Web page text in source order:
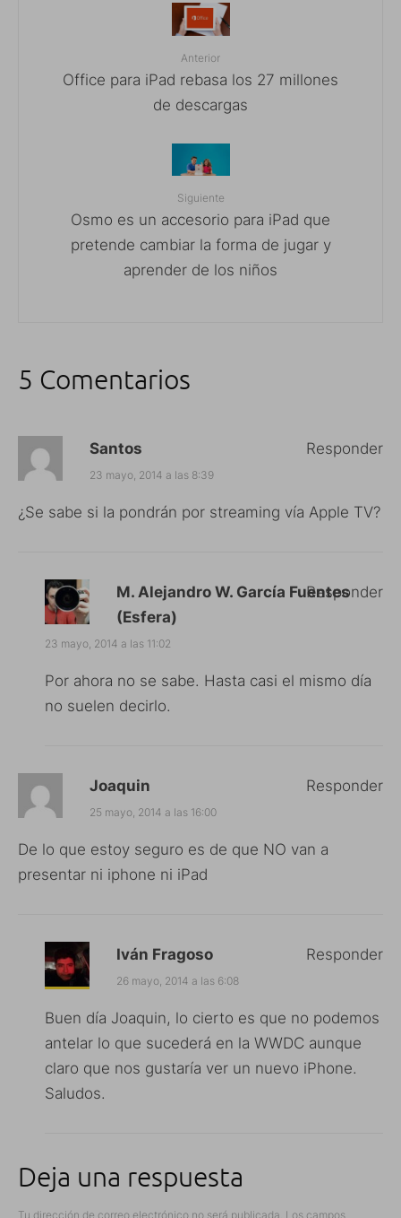
Anterior
Office para iPad rebasa los 27 millones
de descargas
Siguiente
Osmo es un accesorio para iPad que
pretende cambiar la forma de jugar y
aprender de los niños
5 Comentarios
Santos
23 mayo, 2014 a las 8:39
¿Se sabe si la pondrán por streaming vía Apple TV?
Responder
M. Alejandro W. García Fuentes
(Esfera)
23 mayo, 2014 a las 11:02
Por ahora no se sabe. Hasta casi el mismo día
no suelen decirlo.
Responder
Joaquin
25 mayo, 2014 a las 16:00
De lo que estoy seguro es de que NO van a
presentar ni iphone ni iPad
Responder
Iván Fragoso
26 mayo, 2014 a las 6:08
Buen día Joaquin, lo cierto es que no podemos
antelar lo que sucederá en la WWDC aunque
claro que nos gustaría ver un nuevo iPhone.
Saludos.
Responder
Deja una respuesta
Tu dirección de correo electrónico no será publicada. Los campos